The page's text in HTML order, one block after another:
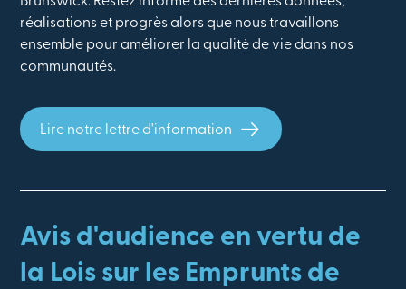
réalisations et progrès alors que nous travaillons
ensemble pour améliorer la qualité de vie dans nos
communautés.
Lire notre lettre d'information
Avis d'audience en vertu de
la Lois sur les Emprunts de